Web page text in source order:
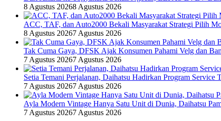
8 Agustus 20268 Agustus 2026
ACC, TAF, dan Auto2000 Bekali Masyarakat Strategi Pilih
8 Agustus 20267 Agustus 2026
Tak Cuma Gaya, DFSK Ajak Konsumen Pahami Velg dan
7 Agustus 20267 Agustus 2026
Setia Temani Perjalanan, Daihatsu Hadirkan Program
7 Agustus 20267 Agustus 2026
Ayla Modern Vintage Hanya Satu Unit di Dunia, Daihatsu
7 Agustus 20267 Agustus 2026